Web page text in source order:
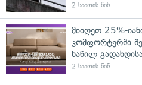
2 საათის წინ
მიიღეთ 25%-
კომფორტერში
ნაწილ
2 საათის წინ